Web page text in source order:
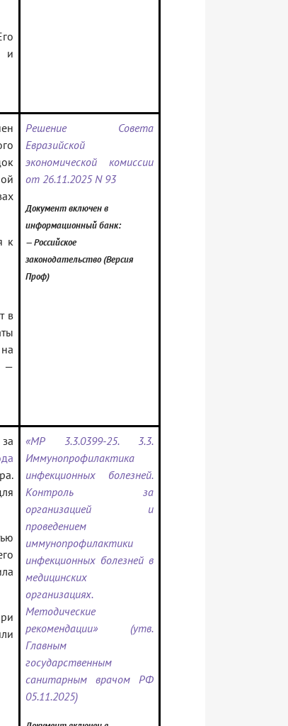
и
к
в
—
Решение Совета
Евразийской
экономической комиссии
от 26.11.2025 N 93
Документ включен в
информационный банк:
— Российское
законодательство (Версия
Проф)
«МР 3.3.0399-25. 3.3.
Иммунопрофилактика
инфекционных болезней.
Контроль за
организацией и
проведением
иммунопрофилактики
инфекционных болезней в
медицинских
организациях.
Методические
рекомендации» (утв.
Главным
государственным
санитарным врачом РФ
05.11.2025)